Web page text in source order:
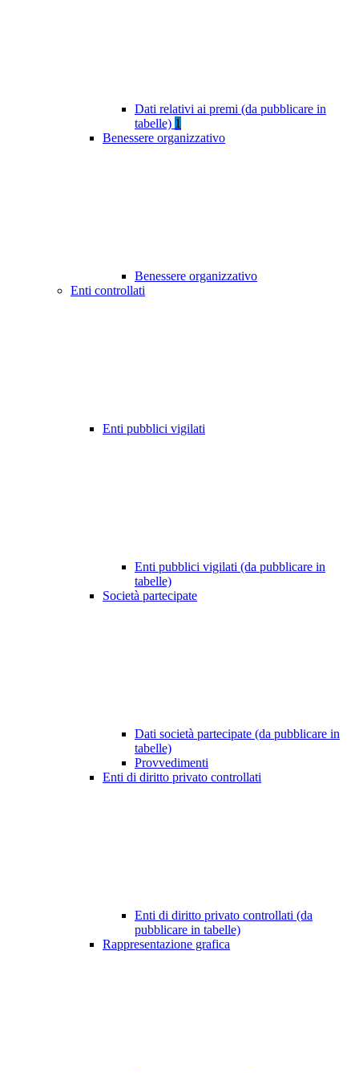
Dati relativi ai premi (da pubblicare in
tabelle) 1
Benessere organizzativo
Benessere organizzativo
Enti controllati
Enti pubblici vigilati
Enti pubblici vigilati (da pubblicare in
tabelle)
Società partecipate
Dati società partecipate (da pubblicare in
tabelle)
Provvedimenti
Enti di diritto privato controllati
Enti di diritto privato controllati (da
pubblicare in tabelle)
Rappresentazione grafica